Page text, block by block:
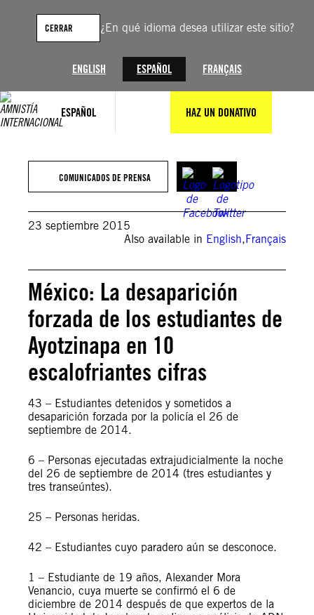
¿En qué idioma desea utilizar este sitio?
ENGLISH ESPAÑOL FRANÇAIS
CERRAR
ESPAÑOL HAZ UN DONATIVO
contenido
COMUNICADOS DE PRENSA
23 septiembre 2015
Also available in English,Français
México: La desaparición
forzada de los estudiantes de
Ayotzinapa en 10
escalofriantes cifras
43 – Estudiantes detenidos y sometidos a
desaparición forzada por la policía el 26 de
septiembre de 2014.
6 – Personas ejecutadas extrajudicialmente la noche
del 26 de septiembre de 2014 (tres estudiantes y
tres transeúntes).
25 – Personas heridas.
42 – Estudiantes cuyo paradero aún se desconoce.
1 – Estudiante de 19 años, Alexander Mora
Venancio, cuya muerte se confirmó el 6 de
diciembre de 2014 después de que expertos de la